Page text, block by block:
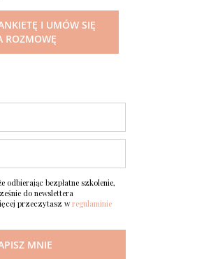
I UMÓW SIĘ
ROZMOWĘ
odbierając bezpłatne szkolenie,
do newslettera
przeczytasz wregulaminie
MNIE